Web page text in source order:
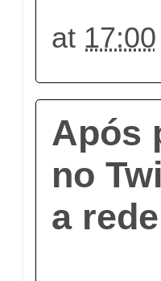
at 17:00
Após
no
a